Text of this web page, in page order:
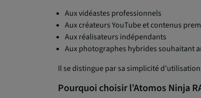
Aux vidéastes professionnels
Aux créateurs YouTube et contenus
Aux réalisateurs indépendants
Aux photographes hybrides souhaitant
Il se distingue par sa simplicité
Pourquoi choisir l’Atomos Ninja